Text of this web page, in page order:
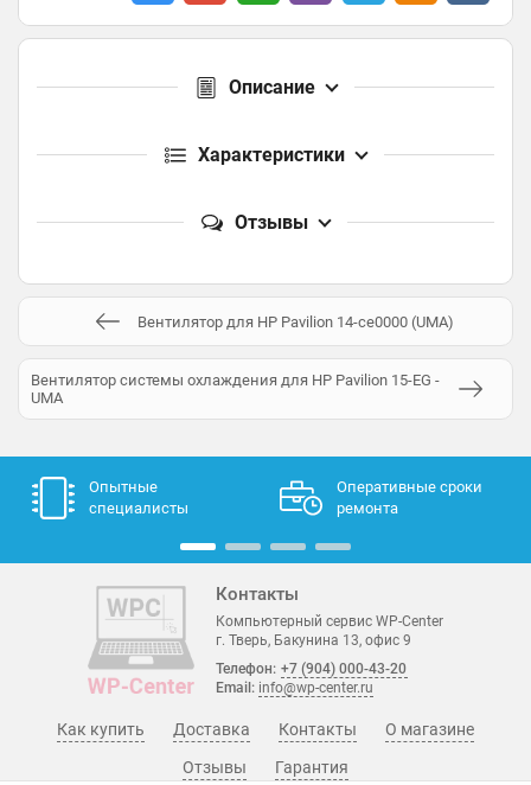
Описание
Характеристики
Отзывы
Вентилятор для HP Pavilion 14-ce0000 (UMA)
Вентилятор системы охлаждения для HP Pavilion 15-EG -
UMA
Опытные
специалисты
Оперативные сроки
ремонта
Контакты
Компьютерный сервис WP-Center
г. Тверь, Бакунина 13, офис 9
Телефон: +7 (904) 000-43-20
Email: info@wp-center.ru
О магазине
Гарантия
Отзывы
Как купить Доставка Контакты